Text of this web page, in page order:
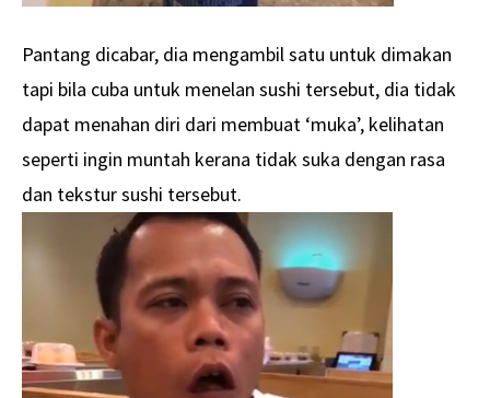
Pantang dicabar, dia mengambil satu untuk dimakan
tapi bila cuba untuk menelan sushi tersebut, dia tidak
dapat menahan diri dari membuat ‘muka’, kelihatan
seperti ingin muntah kerana tidak suka dengan rasa
dan tekstur sushi tersebut.